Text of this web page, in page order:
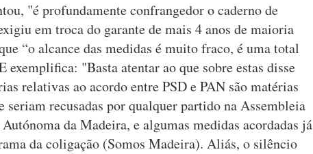
"é profundamente confrangedor o caderno de
em troca do garante de mais 4 anos de maioria
“o alcance das medidas é muito fraco, é uma total
"Basta atentar ao que sobre estas disse
relativas ao acordo entre PSD e PAN são matérias
recusadas por qualquer partido na Assembleia
da Madeira, e algumas medidas acordadas já
da coligação (Somos Madeira). Aliás, o silêncio